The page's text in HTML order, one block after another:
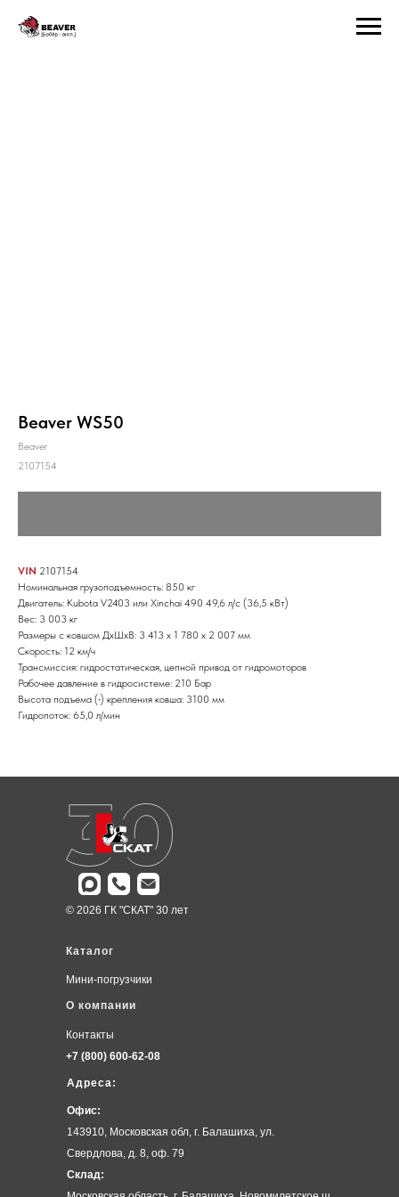
Beaver WS50
Beaver
2107154
VIN 2107154
Номинальная грузоподъемность: 850 кг
Двигатель: Kubota V2403 или Xinchai 490 49,6 л/с (36,5 кВт)
Вес: 3 003 кг
Размеры с ковшом ДхШхВ: 3 413 х 1 780 х 2 007 мм
Скорость: 12 км/ч
Трансмиссия: гидростатическая, цепной привод от гидромоторов
Рабочее давление в гидросистеме: 210 Бар
Высота подъема (∙) крепления ковша: 3100 мм
Гидропоток: 65,0 л/мин
Каталог
Мини-погрузчики
О компании
Контакты
+7 (800) 600-62-08
Адреса:
Офис:
143910, Московская обл, г. Балашиха, ул.
Свердлова, д. 8, оф. 79
Склад:
© 2026 ГК "СКАТ" 30 лет